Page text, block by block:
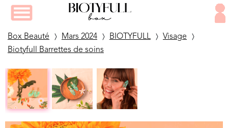
Box Beauté Mars 2024 BIOTYFULL
Visage
Biotyfull Barrettes de soins